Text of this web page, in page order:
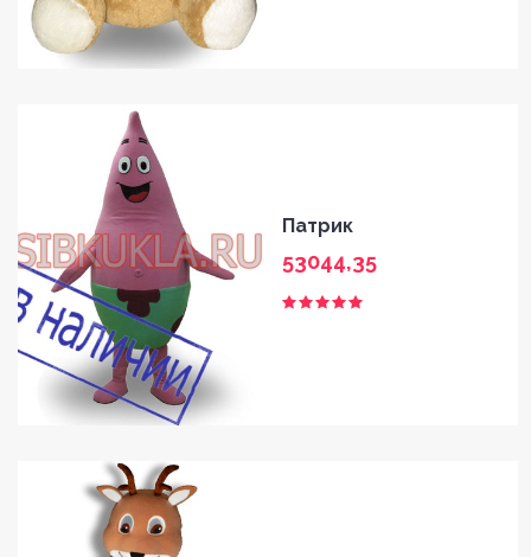
Патрик
53044,35